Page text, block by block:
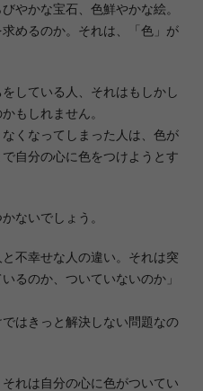
やかな宝石、色鮮やかな絵。
めるのか。それは、「色」が
している人、それはもしかし
もしれません。
くなってしまった人は、色が
自分の心に色をつけようとす
ないでしょう。
不幸せな人の違い。それは突
るのか、ついていないのか」
はきっと解決しない問題なの
れは自分の心に色がついてい